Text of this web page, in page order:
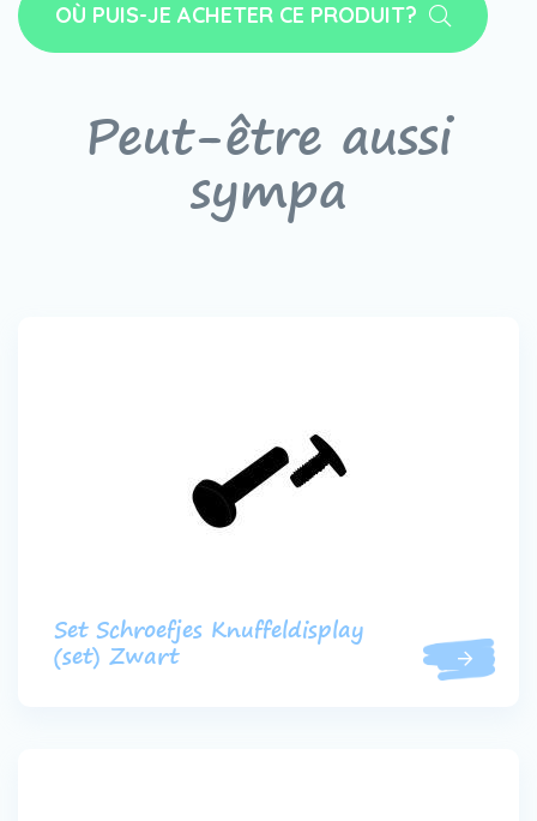
OÙ PUIS-JE ACHETER CE PRODUIT?
Peut-être aussi
sympa
Set Schroefjes Knuffeldisplay
(set) Zwart